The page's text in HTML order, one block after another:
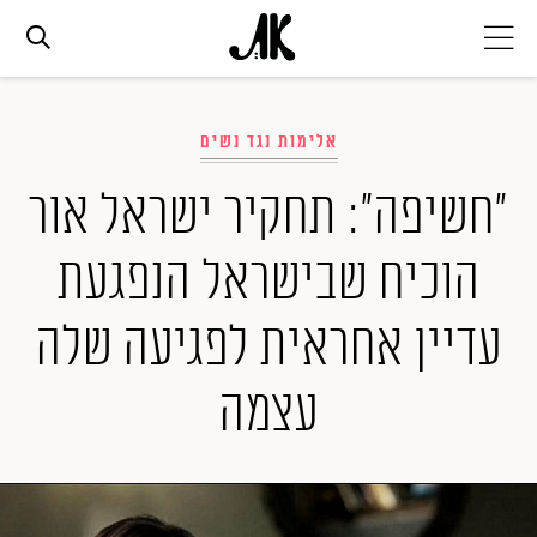
אופנה
ביוטי
סלבס
המגזין
אלימות נגד נשים
"חשיפה": תחקיר ישראל אור
הוכיח שבישראל הנפגעת
עדיין אחראית לפגיעה שלה
עצמה